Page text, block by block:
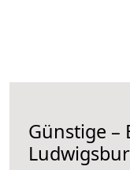
Günstige –